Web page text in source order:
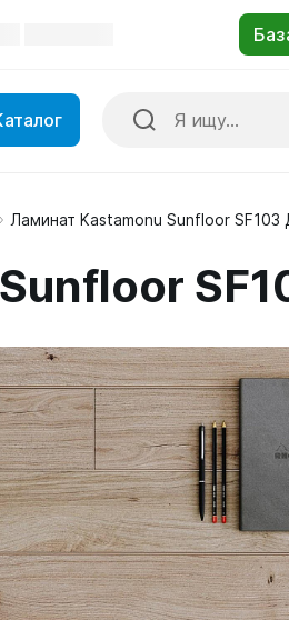
Ламинат Kastamonu Sunfloor